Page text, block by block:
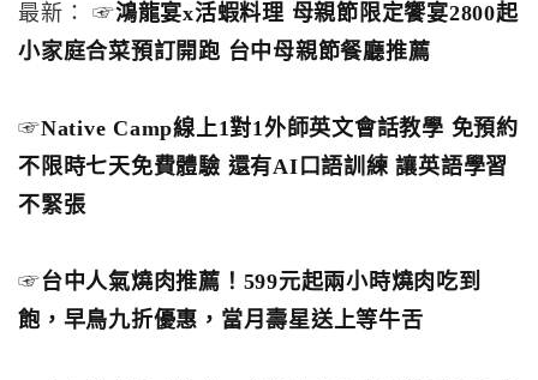
最新： ☞鴻龍宴x活蝦料理 母親節限定饗宴2800起
小家庭合菜預訂開跑 台中母親節餐廳推薦
☞Native Camp線上1對1外師英文會話教學 免預約
不限時七天免費體驗 還有AI口語訓練 讓英語學習
不緊張
☞台中人氣燒肉推薦！599元起兩小時燒肉吃到
飽，早鳥九折優惠，當月壽星送上等牛舌